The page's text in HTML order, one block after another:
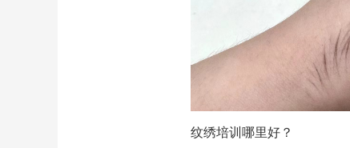
纹绣培训哪里好？